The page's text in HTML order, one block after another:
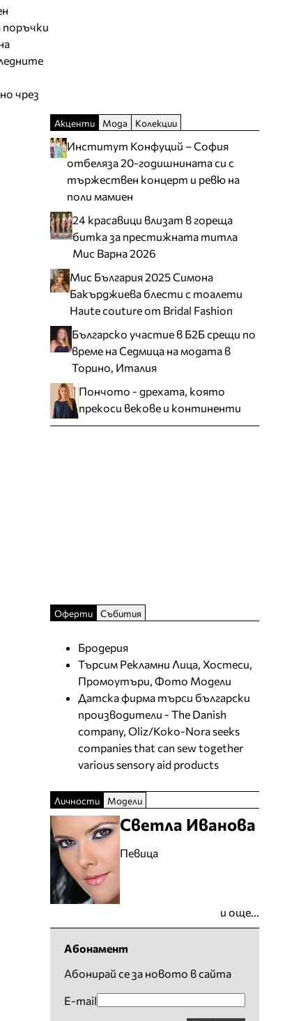
поръчки
чрез
Акценти Мода Колекции
Институт Конфуций – София
отбеляза 20-годишнината си с
тържествен концерт и ревю на
поли мамиен
24 красавици влизат в гореща
битка за престижната титла
Мис Варна 2026
Мис България 2025 Симона
Бакърджиева блести с тоалети
Haute couture от Bridal Fashion
Българско участие в Б2Б срещи по
време на Седмица на модата в
Торино, Италия
Пончото - дрехата, която
прекоси векове и континенти
Оферти Събития
Бродерия
Търсим Рекламни Лица, Хостеси,
Промоутъри, Фото Модели
Датска фирма търси български
производители - The Danish
company, Oliz/Koko-Nora seeks
companies that can sew together
various sensory aid products
Личности Модели
Светла Иванова
Певица
и още...
Абонамент
Абонирай се за новото в сайта
E-mail